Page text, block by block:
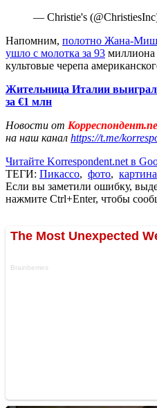
— Christie's
Напомним, полотно Жана-
ушло с молотка за 93 миллиона
культовые черепа
Жительница Италии
за €1 млн
Новости от
на наш канал https://t.me/
Читайте Korrespondent.net в
ТЕГИ: Пикассо, фото, картина
Если вы заметили ошибку,
нажмите Ctrl+Enter, чтобы